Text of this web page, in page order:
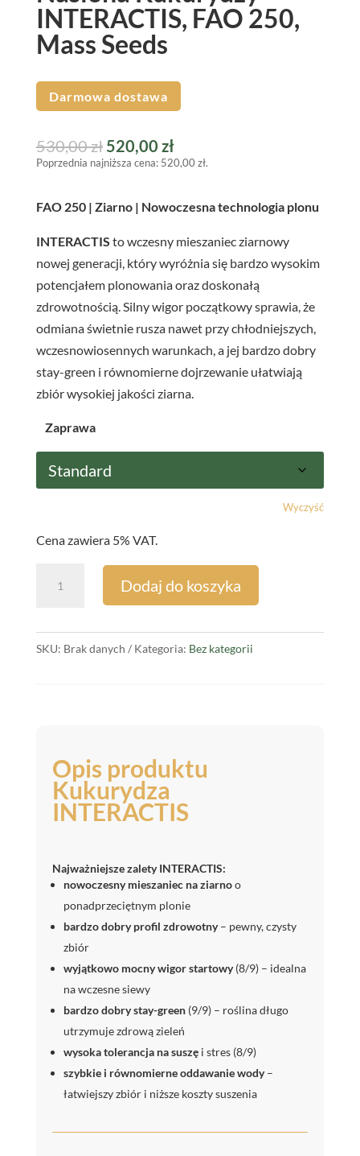
INTERACTIS, FAO 250,
Mass Seeds
Darmowa dostawa
530,00zł Pierwotna
cena
530,00 zł.
520,00 złAktualna
cena
520,00 zł.
Poprzednia najniższa cena: 520,00 zł.
FAO 250 | Ziarno | Nowoczesna technologia plonu
INTERACTIS to wczesny mieszaniec ziarnowy
nowej generacji, który wyróżnia się bardzo wysokim
potencjałem plonowania oraz doskonałą
zdrowotnością. Silny wigor początkowy sprawia, że
odmiana świetnie rusza nawet przy chłodniejszych,
wczesnowiosennych warunkach, a jej bardzo dobry
stay-green i równomierne dojrzewanie ułatwiają
zbiór wysokiej jakości ziarna.
Zaprawa
Wyczyść
Cena zawiera 5% VAT.
Nasiona
Dodaj do koszyka
SKU: Brak danych Kategoria: Bez kategorii
Opis produktu
Kukurydza
INTERACTIS
Najważniejsze zalety INTERACTIS:
nowoczesny mieszaniec na ziarnoo
ponadprzeciętnym plonie
bardzo dobry profil zdrowotny– pewny, czysty
zbiór
wyjątkowo mocny wigor startowy(8/9) – idealna
na wczesne siewy
bardzo dobry stay-green(9/9) – roślina długo
utrzymuje zdrową zieleń
wysoka tolerancja na suszęi stres (8/9)
szybkie i równomierne oddawanie wody–
łatwiejszy zbiór i niższe koszty suszenia